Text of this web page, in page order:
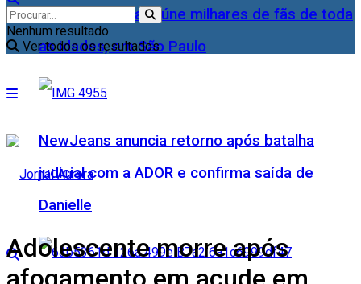
Baixinhos, Xuxa reúne milhares de fãs de toda
as idades, em São Paulo
NewJeans anuncia retorno após batalha
judicial com a ADOR e confirma saída de
Danielle
Nenhum resultado
Ver todos os resultados
Adolescente morre após